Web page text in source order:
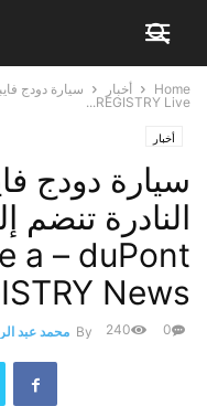
Home أخبار
REGISTRY Live...
أخبار
a – duPont
News
By محمد عبد 0
240